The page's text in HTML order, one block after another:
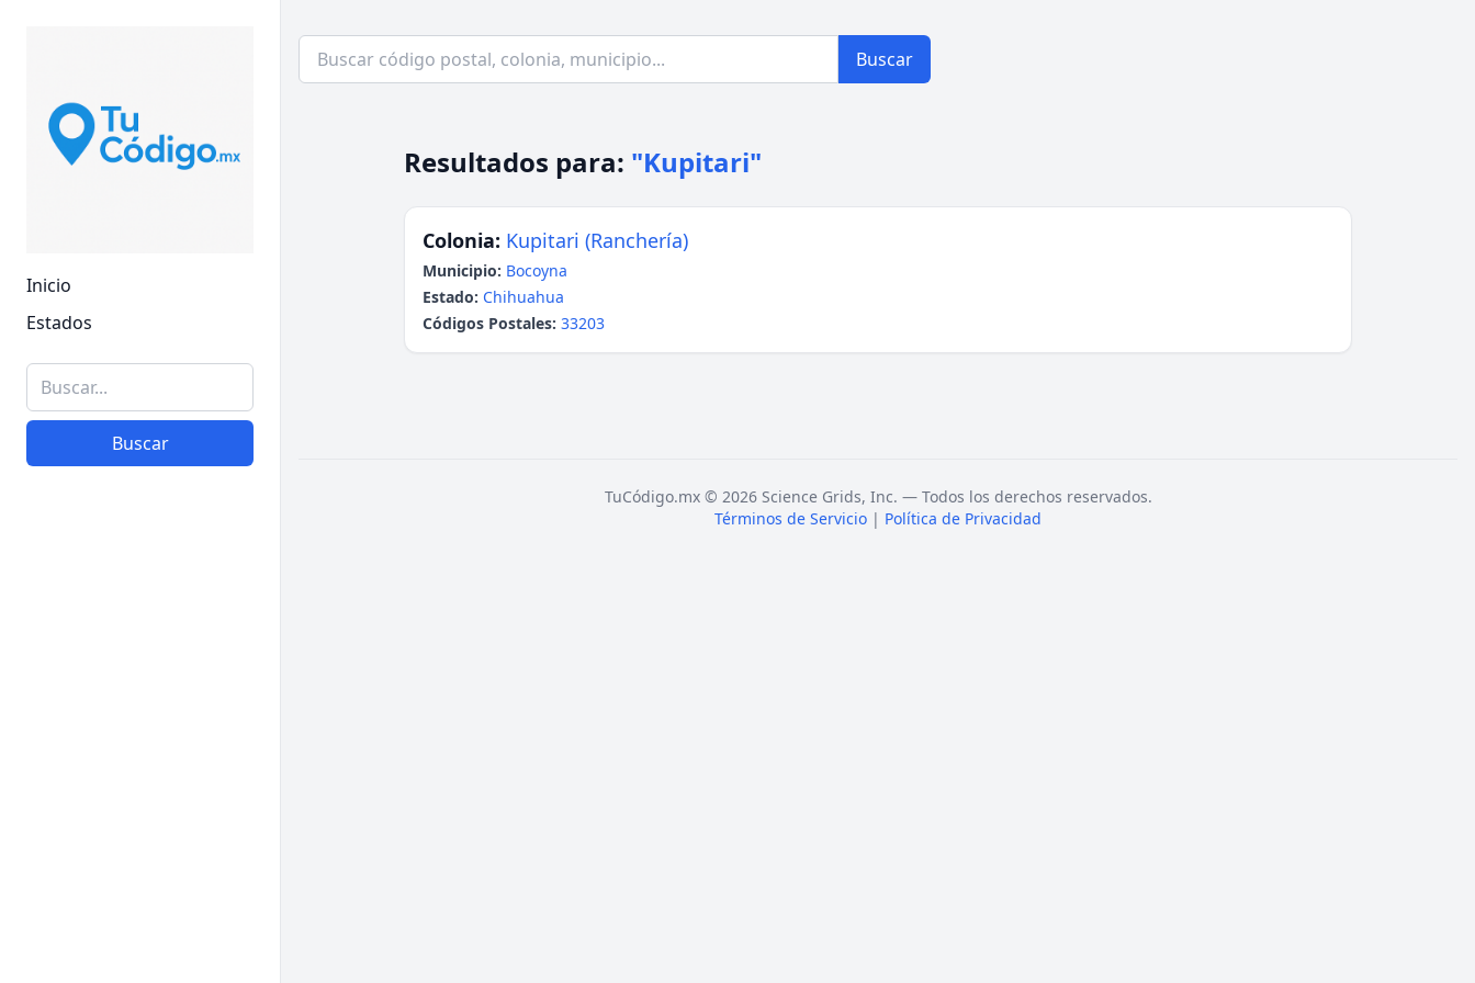
Inicio
Estados
Buscar
Buscar
Resultados para: "Kupitari"
Colonia: Kupitari (Ranchería)
Municipio: Bocoyna
Estado: Chihuahua
Códigos Postales: 33203
TuCódigo.mx © 2026 Science Grids, Inc. — Todos los derechos reservados.
Términos de Servicio | Política de Privacidad